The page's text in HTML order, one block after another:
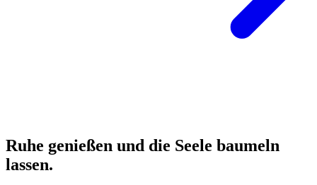
Ruhe genießen und die Seele baumeln
lassen.